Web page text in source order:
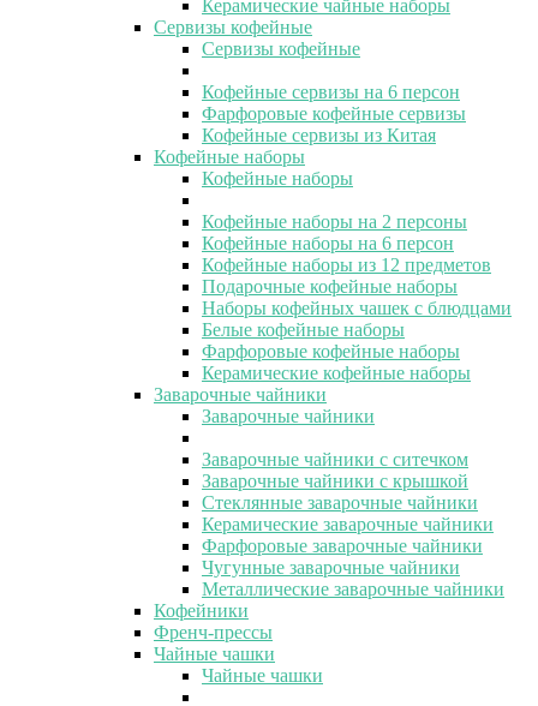
Керамические чайные наборы
Сервизы кофейные
Сервизы кофейные
Кофейные сервизы на 6 персон
Фарфоровые кофейные сервизы
Кофейные сервизы из Китая
Кофейные наборы
Кофейные наборы
Кофейные наборы на 2 персоны
Кофейные наборы на 6 персон
Кофейные наборы из 12 предметов
Подарочные кофейные наборы
Наборы кофейных чашек с блюдцами
Белые кофейные наборы
Фарфоровые кофейные наборы
Керамические кофейные наборы
Заварочные чайники
Заварочные чайники
Заварочные чайники с ситечком
Заварочные чайники с крышкой
Стеклянные заварочные чайники
Керамические заварочные чайники
Фарфоровые заварочные чайники
Чугунные заварочные чайники
Металлические заварочные чайники
Кофейники
Френч-прессы
Чайные чашки
Чайные чашки